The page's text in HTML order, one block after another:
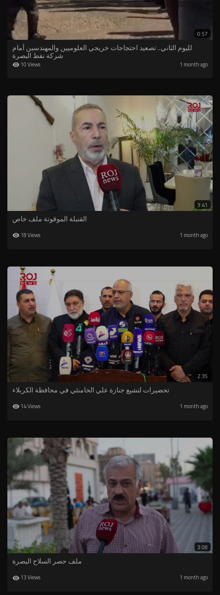
0:57
لليوم الثاني.. تصعيد احتجاجات خريجي العلوميين والمهندسين أمام
شركة نفط البصرة
10 Views 1 month ago
3:41
القنبلة الموقوتة ملف خاص
18 Views 1 month ago
2:35
تحضيرات لتشيع جنازة علي الخامنئي في محافظة الكربلاء
14 Views 1 month ago
3:08
ملف حصر السلاح البصرة
13 Views 1 month ago